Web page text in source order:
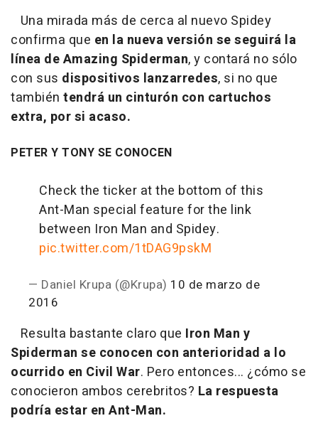
Una mirada más de cerca al nuevo Spidey
confirma que en la nueva versión se seguirá la
línea de Amazing Spiderman, y contará no sólo
con sus dispositivos lanzarredes, si no que
también tendrá un cinturón con cartuchos
extra, por si acaso.
PETER Y TONY SE CONOCEN
Check the ticker at the bottom of this
Ant-Man special feature for the link
between Iron Man and Spidey.
pic.twitter.com/1tDAG9pskM
— Daniel Krupa (@Krupa) 10 de marzo de
2016
Resulta bastante claro que Iron Man y
Spiderman se conocen con anterioridad a lo
ocurrido en Civil War. Pero entonces... ¿cómo se
conocieron ambos cerebritos? La respuesta
podría estar en Ant-Man.